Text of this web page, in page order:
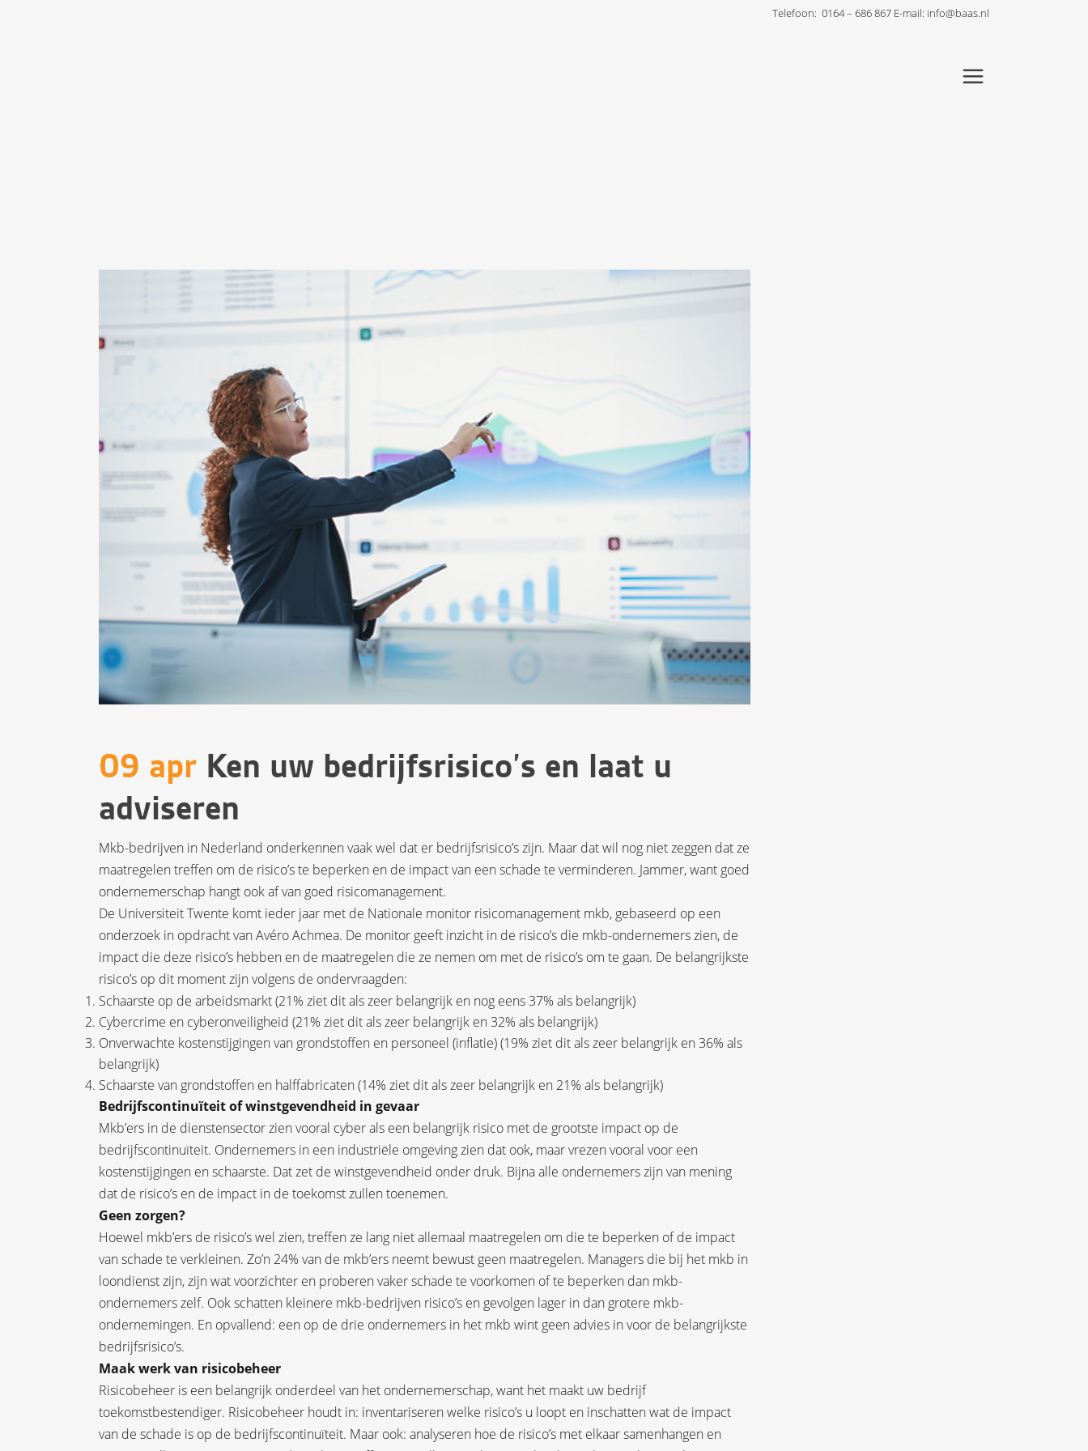
Telefoon: 0164 – 686 867 E-mail: info@baas.nl
09 apr Ken uw bedrijfsrisico’s en laat u
adviseren
Mkb-bedrijven in Nederland onderkennen vaak wel dat er bedrijfsrisico’s zijn. Maar dat wil nog niet zeggen dat ze
maatregelen treffen om de risico’s te beperken en de impact van een schade te verminderen. Jammer, want goed
ondernemerschap hangt ook af van goed risicomanagement.
De Universiteit Twente komt ieder jaar met de Nationale monitor risicomanagement mkb, gebaseerd op een
onderzoek in opdracht van Avéro Achmea. De monitor geeft inzicht in de risico’s die mkb-ondernemers zien, de
impact die deze risico’s hebben en de maatregelen die ze nemen om met de risico’s om te gaan. De belangrijkste
risico’s op dit moment zijn volgens de ondervraagden:
Schaarste op de arbeidsmarkt (21% ziet dit als zeer belangrijk en nog eens 37% als belangrijk)
Cybercrime en cyberonveiligheid (21% ziet dit als zeer belangrijk en 32% als belangrijk)
Onverwachte kostenstijgingen van grondstoffen en personeel (inflatie) (19% ziet dit als zeer belangrijk en 36% als
belangrijk)
Schaarste van grondstoffen en halffabricaten (14% ziet dit als zeer belangrijk en 21% als belangrijk)
Bedrijfscontinuïteit of winstgevendheid in gevaar
Mkb’ers in de dienstensector zien vooral cyber als een belangrijk risico met de grootste impact op de
bedrijfscontinuïteit. Ondernemers in een industriële omgeving zien dat ook, maar vrezen vooral voor een
kostenstijgingen en schaarste. Dat zet de winstgevendheid onder druk. Bijna alle ondernemers zijn van mening
dat de risico’s en de impact in de toekomst zullen toenemen.
Geen zorgen?
Hoewel mkb’ers de risico’s wel zien, treffen ze lang niet allemaal maatregelen om die te beperken of de impact
van schade te verkleinen. Zo’n 24% van de mkb’ers neemt bewust geen maatregelen. Managers die bij het mkb in
loondienst zijn, zijn wat voorzichter en proberen vaker schade te voorkomen of te beperken dan mkb-
ondernemers zelf. Ook schatten kleinere mkb-bedrijven risico’s en gevolgen lager in dan grotere mkb-
ondernemingen. En opvallend: een op de drie ondernemers in het mkb wint geen advies in voor de belangrijkste
bedrijfsrisico’s.
Maak werk van risicobeheer
Risicobeheer is een belangrijk onderdeel van het ondernemerschap, want het maakt uw bedrijf
toekomstbestendiger. Risicobeheer houdt in: inventariseren welke risico’s u loopt en inschatten wat de impact
van de schade is op de bedrijfscontinuïteit. Maar ook: analyseren hoe de risico’s met elkaar samenhangen en